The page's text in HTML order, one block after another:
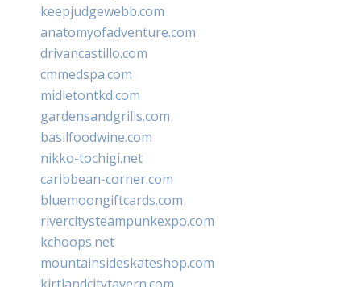
keepjudgewebb.com
anatomyofadventure.com
drivancastillo.com
cmmedspa.com
midletontkd.com
gardensandgrills.com
basilfoodwine.com
nikko-tochigi.net
caribbean-corner.com
bluemoongiftcards.com
rivercitysteampunkexpo.com
kchoops.net
mountainsideskateshop.com